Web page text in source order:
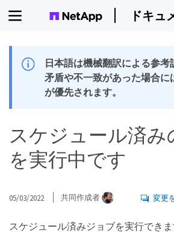
ドキュ
日本語は機械翻訳による参考
矛盾や不一致があった場合に
が優先されます。
スケジュール済み
を実行中です
05/03/2022 共同作成者 変更
スケジュール済みジョブを実行できま